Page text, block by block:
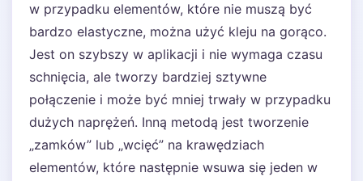
w przypadku elementów, które nie muszą być
bardzo elastyczne, można użyć kleju na gorąco.
Jest on szybszy w aplikacji i nie wymaga czasu
schnięcia, ale tworzy bardziej sztywne
połączenie i może być mniej trwały w przypadku
dużych naprężeń. Inną metodą jest tworzenie
„zamków” lub „wcięć” na krawędziach
elementów, które następnie wsuwa się jeden w